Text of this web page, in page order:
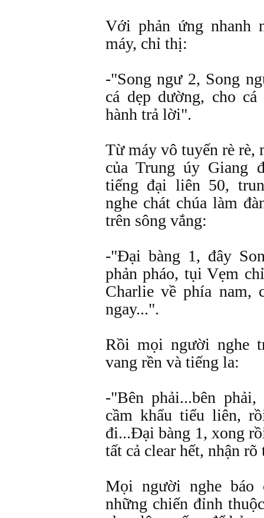
Với phản ứng nhanh
máy, chỉ thị:
-"Song ngư 2, Song
cá dẹp dường, cho
hành trả lời".
Từ máy vô tuyến rè
của Trung úy Giang
tiếng đại liên 50,
nghe chát chúa làm
trên sông vắng:
-"Ðại bàng 1, đây
phản pháo, tụi Vẹm
Charlie về phía nam,
ngay...".
Rồi mọi người nghe
vang rền và tiếng la:
-"Bên phải...bên
cầm khẩu tiểu liên,
đi...Ðại bàng 1, xong
tất cả clear hết, nhận
Mọi người nghe
những chiến đỉnh